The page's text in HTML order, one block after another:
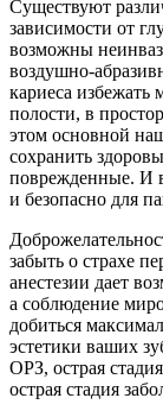
Существуют
зависимости от
возможны
воздушно-
кариеса избежать
полости, в
этом основной
сохранить
поврежденные. И в
и безопасно для
забыть о страхе
анестезии дает
а соблюдение
добиться
эстетики ваших
ОРЗ, острая
острая стадия